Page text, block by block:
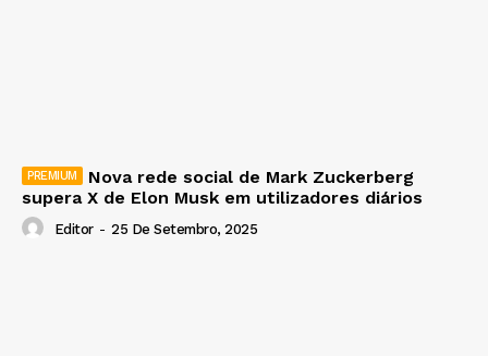
Nova rede social de Mark Zuckerberg
supera X de Elon Musk em utilizadores diários
Editor - 25 De Setembro, 2025